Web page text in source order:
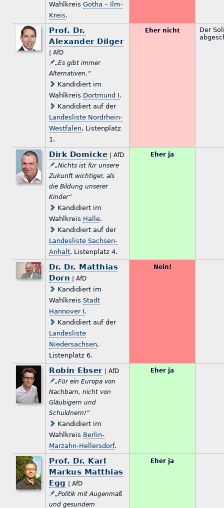
WahlkreisGotha – Ilm-
Kreis.
Prof. Dr.
Alexander Dilger
| AfD
„Es gibt immer
Alternativen.“
Kandidiert im
Wahlkreis Dortmund I.
Kandidiert auf der
Landesliste Nordrhein-
Westfalen, Listenplatz
1.
Eher nicht
Der
Dirk Domicke | AfD
„Nichts ist für unsere
Zukunft wichtiger, als
die Bildung unserer
Kinder“
Kandidiert im
Wahlkreis Halle.
Kandidiert auf der
Landesliste Sachsen-
Anhalt, Listenplatz 4.
Eher ja
Dr. Dr. Matthias
Dorn | AfD
Kandidiert im
WahlkreisStadt
Hannover I.
Kandidiert auf der
Landesliste
Niedersachsen,
Listenplatz 6.
Nein!
Robin Ebser| AfD
„Für ein Europa von
Nachbarn, nicht von
Gläubigern und
Schuldnern!“
Kandidiert im
Wahlkreis Berlin-
Marzahn-Hellersdorf.
Eher ja
Prof. Dr. Karl
Markus Matthias
Egg
| AfD
„Politik mit Augenmaß
und gesundem
Eher ja